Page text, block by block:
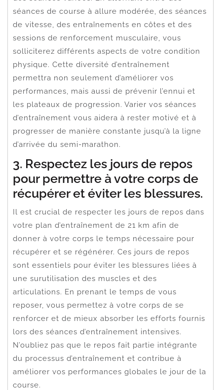
séances de course à allure modérée, des séances
de vitesse, des entraînements en côtes et des
sessions de renforcement musculaire, vous
solliciterez différents aspects de votre condition
physique. Cette diversité d’entraînement
permettra non seulement d’améliorer vos
performances, mais aussi de prévenir l’ennui et
les plateaux de progression. Varier vos séances
d’entraînement vous aidera à rester motivé et à
progresser de manière constante jusqu’à la ligne
d’arrivée du semi-marathon.
3. Respectez les jours de repos
pour permettre à votre corps de
récupérer et éviter les blessures.
Il est crucial de respecter les jours de repos dans
votre plan d’entraînement de 21 km afin de
donner à votre corps le temps nécessaire pour
récupérer et se régénérer. Ces jours de repos
sont essentiels pour éviter les blessures liées à
une surutilisation des muscles et des
articulations. En prenant le temps de vous
reposer, vous permettez à votre corps de se
renforcer et de mieux absorber les efforts fournis
lors des séances d’entraînement intensives.
N’oubliez pas que le repos fait partie intégrante
du processus d’entraînement et contribue à
améliorer vos performances globales le jour de la
course.